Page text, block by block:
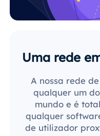
Uma rede
A nossa rede
qualquer um
mundo e é
qualquer
de utilizador